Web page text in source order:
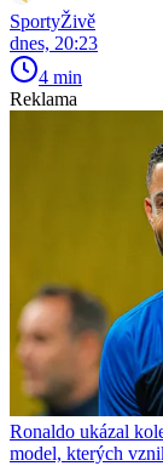
SportyŽivě
dnes, 20:23
4 min
Reklama
Ronaldo ukázal
model, kterých